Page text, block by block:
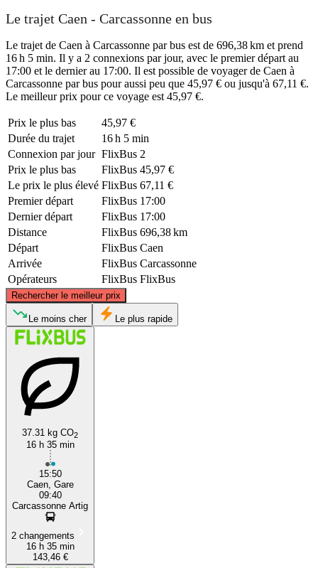
Le trajet Caen - Carcassonne en bus
Le trajet de Caen à Carcassonne par bus est de 696,38 km et prend
16 h 5 min. Il y a 2 connexions par jour, avec le premier départ au
17:00 et le dernier au 17:00. Il est possible de voyager de Caen à
Carcassonne par bus pour aussi peu que 45,97 € ou jusqu'à 67,11 €.
Le meilleur prix pour ce voyage est 45,97 €.
Prix ​​le plus bas
45,97 €
Durée du trajet
16 h 5 min
Connexion par jour FlixBus 2
Prix ​​le plus bas
FlixBus 45,97 €
Le prix le plus élevé FlixBus 67,11 €
Premier départ
FlixBus 17:00
Dernier départ
FlixBus 17:00
Distance
FlixBus 696,38 km
Départ
FlixBus Caen
Arrivée
FlixBus Carcassonne
Opérateurs
FlixBus FlixBus
Rechercher le meilleur prix
Caen
©CARTO
Le moins cher Le plus rapide
37.31 kg CO2
16 h 35 min
15:50
Caen, Gare
09:40
Carcassonne Artig
2 changements
16 h 35 min
143,46 €